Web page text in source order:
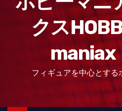
クス
maniax
フィギュアを中心とす